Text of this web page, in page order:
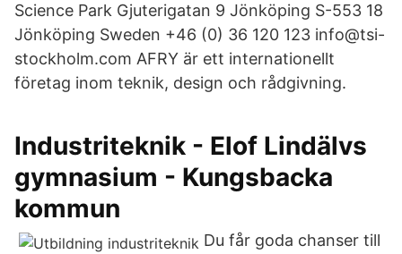
Science Park Gjuterigatan 9 Jönköping S-553 18
Jönköping Sweden +46 (0) 36 120 123 info@tsi-
stockholm.com AFRY är ett internationellt
företag inom teknik, design och rådgivning.
Industriteknik - Elof Lindälvs
gymnasium - Kungsbacka
kommun
Du får goda chanser till